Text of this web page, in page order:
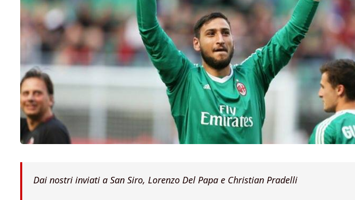
Dai nostri inviati a San Siro, Lorenzo Del Papa e Christian Pradelli